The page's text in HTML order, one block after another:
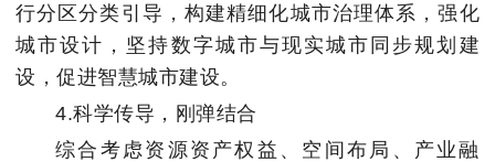
行分区分类引导，构建精细化城市治理体系，强化
城市设计，坚持数字城市与现实城市同步规划建
设，促进智慧城市建设。
4.科学传导，刚弹结合
综合考虑资源资产权益、空间布局、产业融